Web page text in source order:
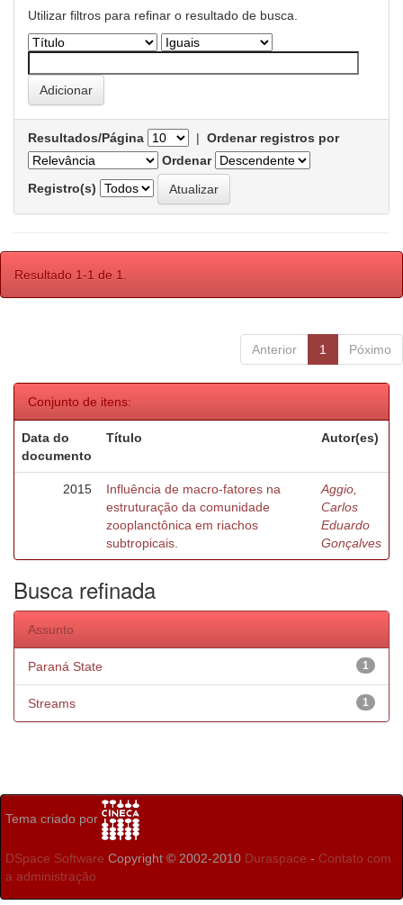
Utilizar filtros para refinar o resultado de busca.
Resultados/Página | Ordenar registros por
Ordenar
Registro(s)
Resultado 1-1 de 1.
Anterior 1 Póximo
Conjunto de itens:
Data do
documento
Título Autor(es)
2015
Influência de macro-fatores na
estruturação da comunidade
zooplanctônica em riachos
subtropicais.
Aggio,
Carlos
Eduardo
Gonçalves
Busca refinada
Assunto
1
Paraná State
1
Streams
Tema criado por
DSpace Software Copyright © 2002-2010 Duraspace - Contato com
a administração